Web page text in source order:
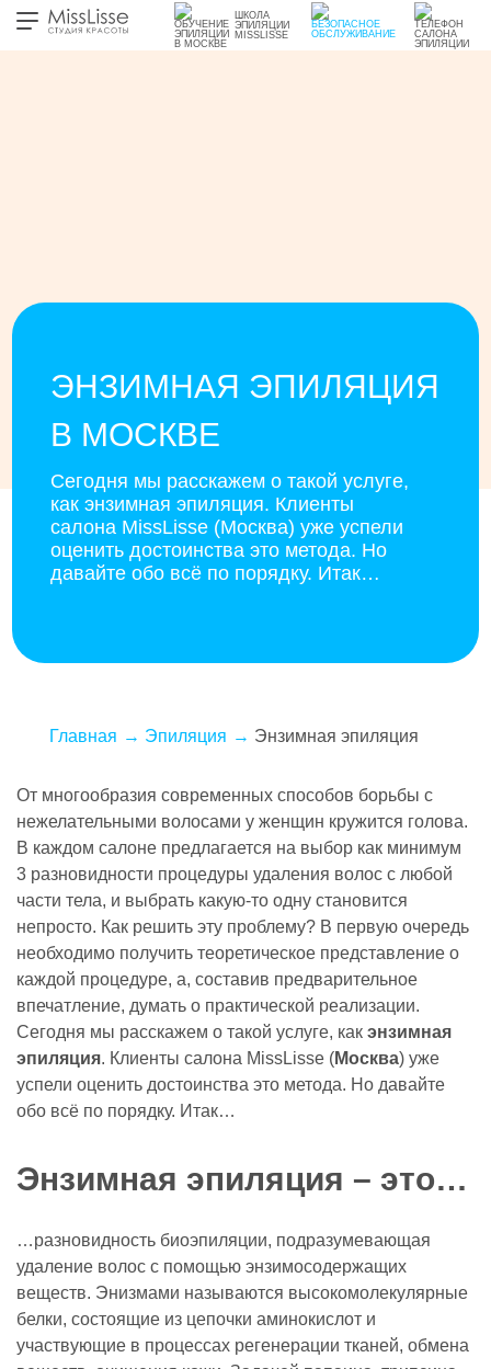
ШКОЛА
ЭПИЛЯЦИИ
MISSLISSE
ЭНЗИМНАЯ ЭПИЛЯЦИЯ
В МОСКВЕ
Сегодня мы расскажем о такой услуге,
как энзимная эпиляция. Клиенты
салона MissLisse (Москва) уже успели
оценить достоинства это метода. Но
давайте обо всё по порядку. Итак…
Главная Эпиляция Энзимная эпиляция
От многообразия современных способов борьбы с
нежелательными волосами у женщин кружится голова.
В каждом салоне предлагается на выбор как минимум
3 разновидности процедуры удаления волос с любой
части тела, и выбрать какую-то одну становится
непросто. Как решить эту проблему? В первую очередь
необходимо получить теоретическое представление о
каждой процедуре, а, составив предварительное
впечатление, думать о практической реализации.
Сегодня мы расскажем о такой услуге, как энзимная
эпиляция. Клиенты салона MissLisse (Москва) уже
успели оценить достоинства это метода. Но давайте
обо всё по порядку. Итак…
Энзимная эпиляция – это…
…разновидность биоэпиляции, подразумевающая
удаление волос с помощью энзимосодержащих
веществ. Энизмами называются высокомолекулярные
белки, состоящие из цепочки аминокислот и
участвующие в процессах регенерации тканей, обмена